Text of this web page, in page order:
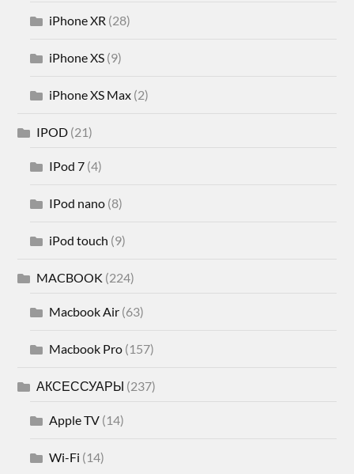
iPhone XR (28)
iPhone XS (9)
iPhone XS Max (2)
IPOD (21)
IPod 7 (4)
IPod nano (8)
iPod touch (9)
MACBOOK (224)
Macbook Air (63)
Macbook Pro (157)
АКСЕССУАРЫ (237)
Apple TV (14)
Wi-Fi (14)